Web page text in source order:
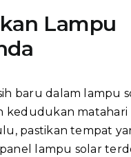
Lampu
baru dalam lampu
kedudukan matahari
pastikan tempat
lampu solar